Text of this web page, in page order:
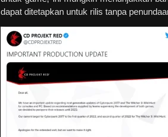
dapat ditetapkan untuk rilis tanpa